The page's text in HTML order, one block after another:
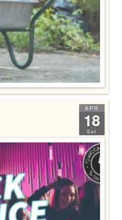
APR
18
Sat